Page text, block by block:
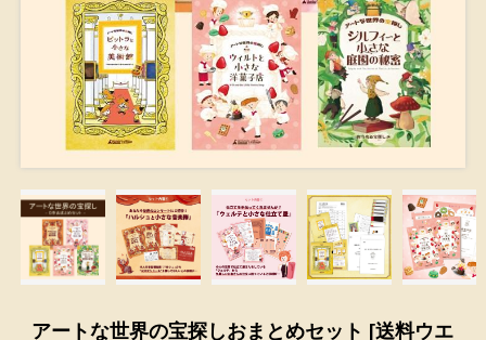
アートな世界の宝探しおまとめセット [送料ウエ